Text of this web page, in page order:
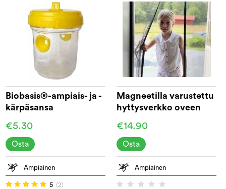
Biobasis®-ampiais- ja -
kärpäsansa
€5.30
Osta
Magneetilla varustettu
hyttysverkko oveen
€14.90
Osta
Ampiainen
5 (2)
Ampiainen